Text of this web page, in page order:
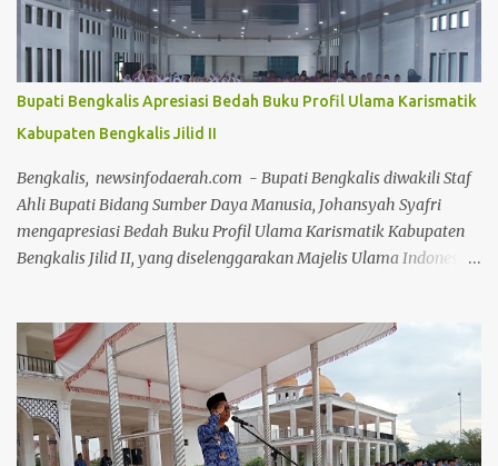
Efrizal, serta para kepala OPD di lingkungan Pemkab Rohil. Turut
hadir Ketua TP PKK Rohil Tatik Sri Rahayu Bistamam, Ketua DPC
IWAPI Rohil yang juga Anggota DPR RI Dr. Hj. Karmila Sari,
S.Kom., M.M, Direktur Politeknik Negeri Bengkalis Johny Custer,
S.T., M.T., akademisi, serta jajaran manajemen PT Pertamina Hulu
Rokan (PHR). Selain senam dan olahraga bersama, CFD kali ini
diwarnai dengan pembagian ratusan doorprize menarik bagi para
peserta yang beruntung. Pada kese...
Bupati Bengkalis Apresiasi Bedah Buku Profil Ulama Karismatik
Kabupaten Bengkalis Jilid II
Bengkalis, newsinfodaerah.com - Bupati Bengkalis diwakili Staf
Ahli Bupati Bidang Sumber Daya Manusia, Johansyah Syafri
mengapresiasi Bedah Buku Profil Ulama Karismatik Kabupaten
Bengkalis Jilid II, yang diselenggarakan Majelis Ulama Indonesia
during dengan menghadirkan berbagai tokoh selaku narasumber,
Jumat 24 Juli 2026, di aula gedung Diklat Jalan Kelapapati Darat
Bengkalis. Dalam sambutannya, Johan mengatakan, kegiatan
bedah buku ini memiliki makna yang sangat penting karena
bukan sekadar membahas isi sebuah buku, tetapi juga menggali